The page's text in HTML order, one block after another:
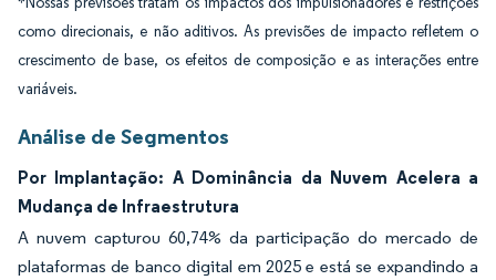
como direcionais, e não aditivos. As previsões de impacto refletem o
crescimento de base, os efeitos de composição e as interações entre
variáveis.
Análise de Segmentos
Por Implantação: A Dominância da Nuvem Acelera a
Mudança de Infraestrutura
A nuvem capturou 60,74% da participação do mercado de
plataformas de banco digital em 2025 e está se expandindo a